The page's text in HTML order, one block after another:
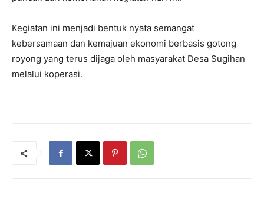
Kegiatan ini menjadi bentuk nyata semangat
kebersamaan dan kemajuan ekonomi berbasis gotong
royong yang terus dijaga oleh masyarakat Desa Sugihan
melalui koperasi.